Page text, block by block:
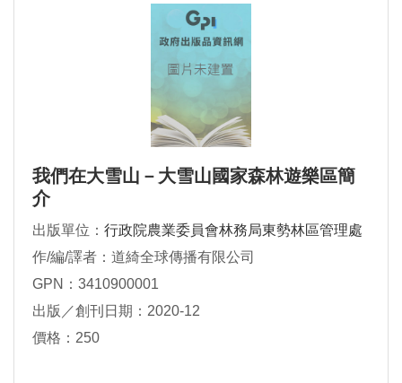
我們在大雪山－大雪山國家森林遊樂區簡
介
出版單位： 行政院農業委員會林務局東勢林區管理處
作/編/譯者：道綺全球傳播有限公司
GPN：3410900001
出版／創刊日期：2020-12
價格：250